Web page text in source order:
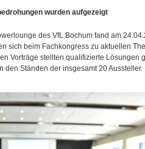
wurden aufgezeigt
des VfL Bochum fand am
sich beim Fachkongress zu aktuellen
Vorträge stellten qualifizierte Lösungen
den Ständen der insgesamt20 Aussteller.